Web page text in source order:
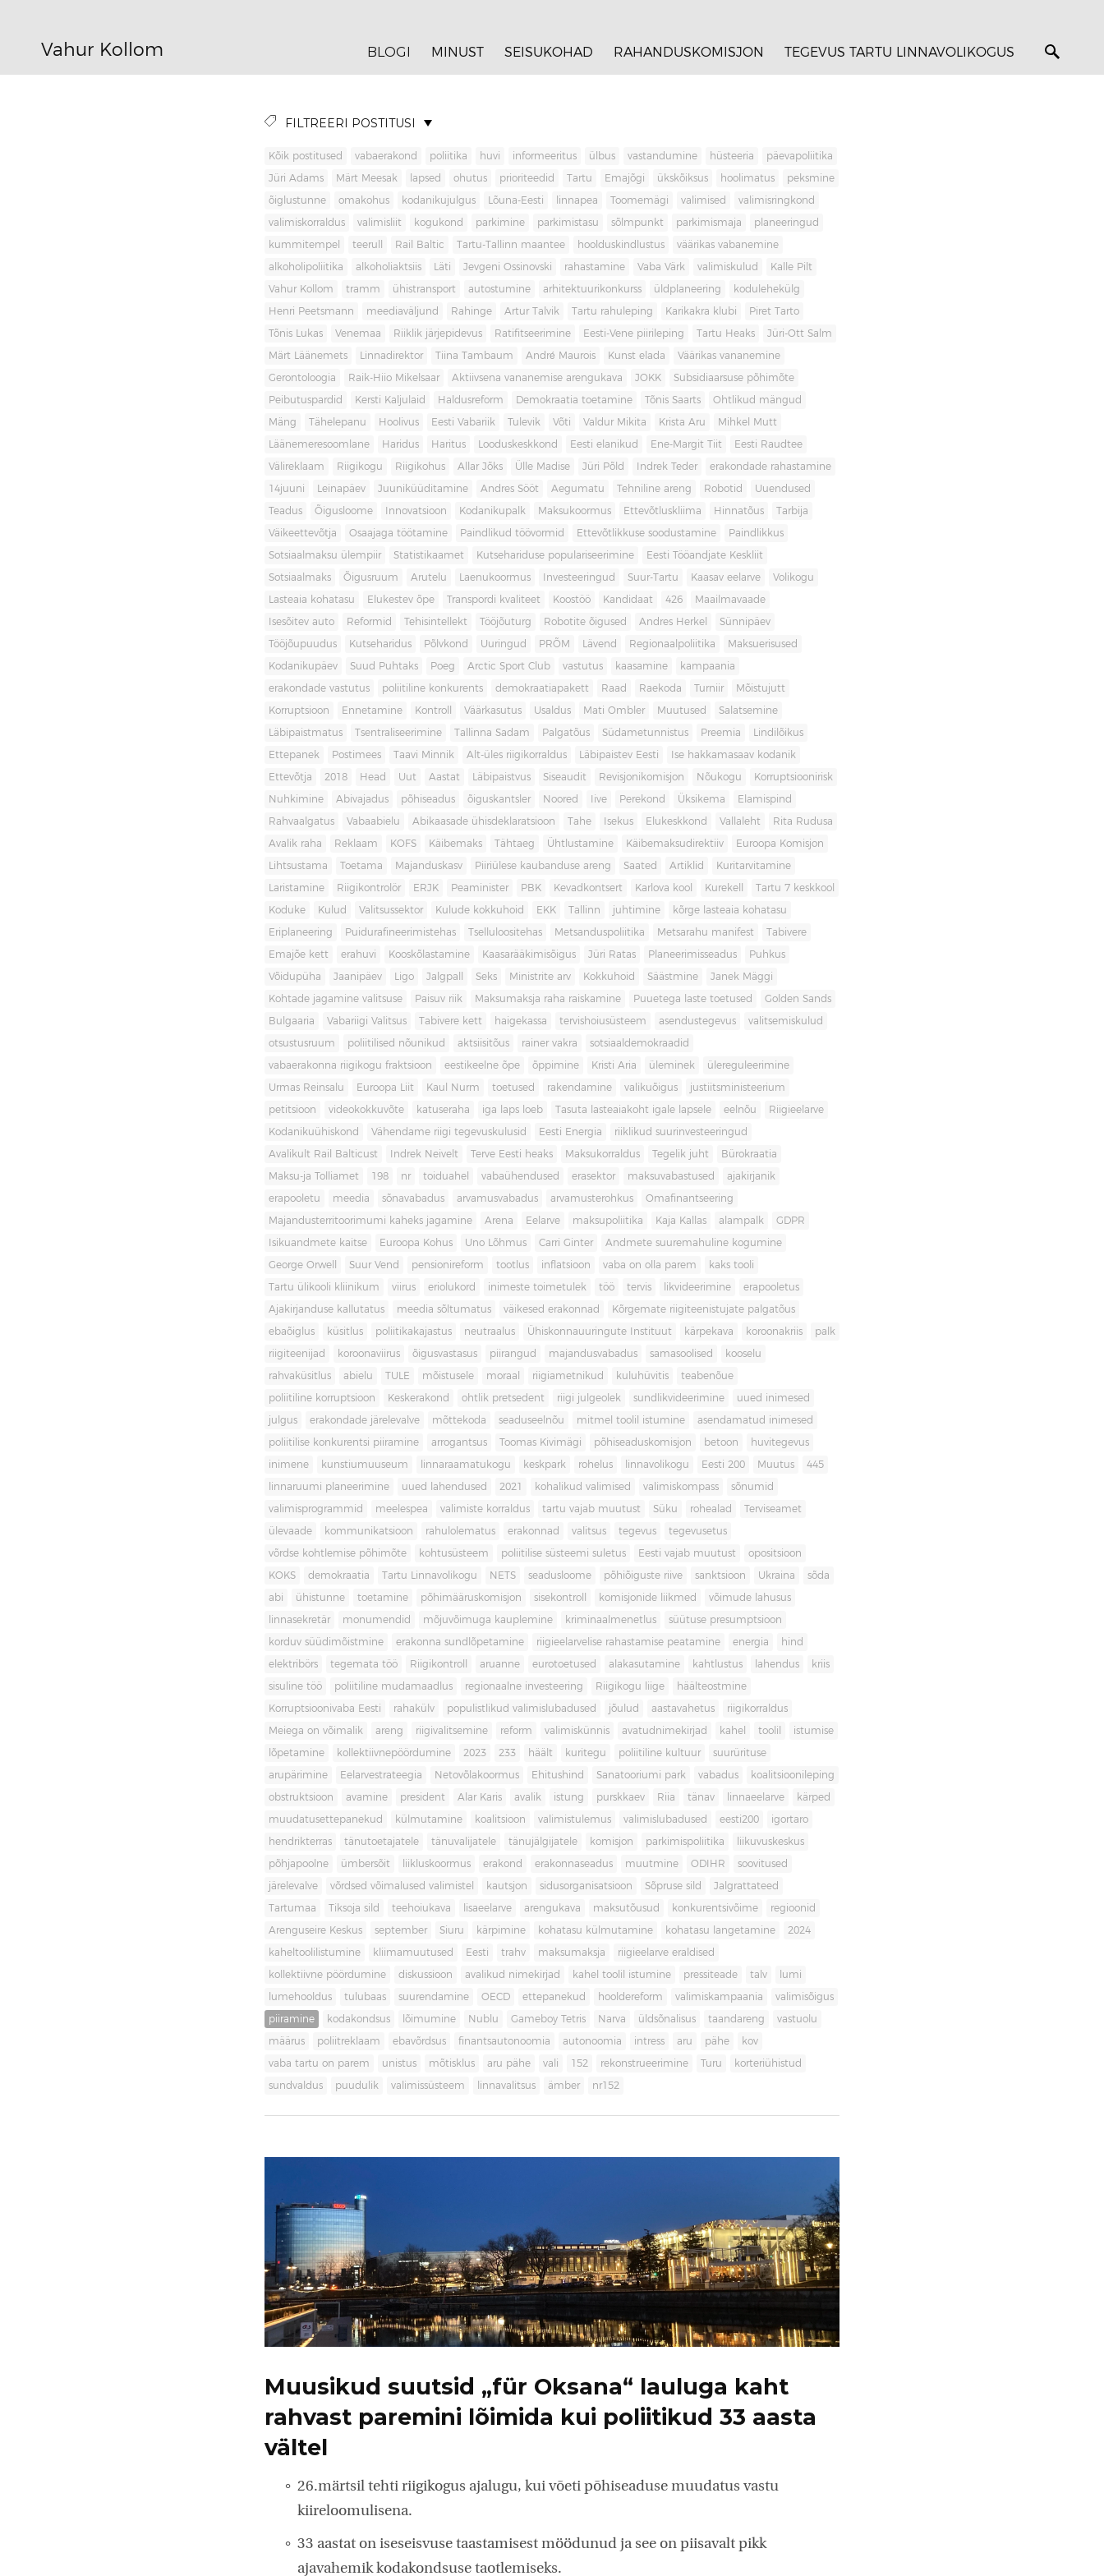
Vahur Kollom BLOGI MINUST SEISUKOHAD RAHANDUSKOMISJON TEGEVUS TARTU LINNAVOLIKOGUS
FILTREERI POSTITUSI
Kõik postitused vabaerakond poliitika huvi informeeritus ülbus vastandumine hüsteeria päevapoliitika
Jüri Adams Märt Meesak lapsed ohutus prioriteedid Tartu Emajõgi ükskõiksus hoolimatus peksmine
õiglustunne omakohus kodanikujulgus Lõuna-Eesti linnapea Toomemägi valimised valimisringkond
valimiskorraldus valimisliit kogukond parkimine parkimistasu sõlmpunkt parkimismaja planeeringud
kummitempel teerull Rail Baltic Tartu-Tallinn maantee hoolduskindlustus väärikas vabanemine
alkoholipoliitika alkoholiaktsiis Läti Jevgeni Ossinovski rahastamine Vaba Värk valimiskulud Kalle Pilt
Vahur Kollom tramm ühistransport autostumine arhitektuurikonkurss üldplaneering kodulehekülg
Henri Peetsmann meediaväljund Rahinge Artur Talvik Tartu rahuleping Karikakra klubi Piret Tarto
Tõnis Lukas Venemaa Riiklik järjepidevus Ratifitseerimine Eesti-Vene piirileping Tartu Heaks Jüri-Ott Salm
Märt Läänemets Linnadirektor Tiina Tambaum André Maurois Kunst elada Väärikas vananemine
Gerontoloogia Raik-Hiio Mikelsaar Aktiivsena vananemise arengukava JOKK Subsidiaarsuse põhimõte
Peibutuspardid Kersti Kaljulaid Haldusreform Demokraatia toetamine Tõnis Saarts Ohtlikud mängud
Mäng Tähelepanu Hoolivus Eesti Vabariik Tulevik Võti Valdur Mikita Krista Aru Mihkel Mutt
Läänemeresoomlane Haridus Haritus Looduskeskkond Eesti elanikud Ene-Margit Tiit Eesti Raudtee
Välireklaam Riigikogu Riigikohus Allar Jõks Ülle Madise Jüri Põld Indrek Teder erakondade rahastamine
14juuni Leinapäev Juuniküüditamine Andres Sööt Aegumatu Tehniline areng Robotid Uuendused
Teadus Õigusloome Innovatsioon Kodanikupalk Maksukoormus Ettevõtluskliima Hinnatõus Tarbija
Väikeettevõtja Osaajaga töötamine Paindlikud töövormid Ettevõtlikkuse soodustamine Paindlikkus
Sotsiaalmaksu ülempiir Statistikaamet Kutsehariduse populariseerimine Eesti Tööandjate Keskliit
Sotsiaalmaks Õigusruum Arutelu Laenukoormus Investeeringud Suur-Tartu Kaasav eelarve Volikogu
Lasteaia kohatasu Elukestev õpe Transpordi kvaliteet Koostöö Kandidaat 426 Maailmavaade
Isesõitev auto Reformid Tehisintellekt Tööjõuturg Robotite õigused Andres Herkel Sünnipäev
Tööjõupuudus Kutseharidus Põlvkond Uuringud PRÕM Lävend Regionaalpoliitika Maksuerisused
Kodanikupäev Suud Puhtaks Poeg Arctic Sport Club vastutus kaasamine kampaania
erakondade vastutus poliitiline konkurents demokraatiapakett Raad Raekoda Turniir Mõistujutt
Korruptsioon Ennetamine Kontroll Väärkasutus Usaldus Mati Ombler Muutused Salatsemine
Läbipaistmatus Tsentraliseerimine Tallinna Sadam Palgatõus Südametunnistus Preemia Lindilõikus
Ettepanek Postimees Taavi Minnik Alt-üles riigikorraldus Läbipaistev Eesti Ise hakkamasaav kodanik
Ettevõtja 2018 Head Uut Aastat Läbipaistvus Siseaudit Revisjonikomisjon Nõukogu Korruptsioonirisk
Nuhkimine Abivajadus põhiseadus õiguskantsler Noored Iive Perekond Üksikema Elamispind
Rahvaalgatus Vabaabielu Abikaasade ühisdeklaratsioon Tahe Isekus Elukeskkond Vallaleht Rita Rudusa
Avalik raha Reklaam KOFS Käibemaks Tähtaeg Ühtlustamine Käibemaksudirektiiv Euroopa Komisjon
Lihtsustama Toetama Majanduskasv Piiriülese kaubanduse areng Saated Artiklid Kuritarvitamine
Laristamine Riigikontrolör ERJK Peaminister PBK Kevadkontsert Karlova kool Kurekell Tartu 7 keskkool
Koduke Kulud Valitsussektor Kulude kokkuhoid EKK Tallinn juhtimine kõrge lasteaia kohatasu
Eriplaneering Puidurafineerimistehas Tselluloositehas Metsanduspoliitika Metsarahu manifest Tabivere
Emajõe kett erahuvi Kooskõlastamine Kaasarääkimisõigus Jüri Ratas Planeerimisseadus Puhkus
Võidupüha Jaanipäev Ligo Jalgpall Seks Ministrite arv Kokkuhoid Säästmine Janek Mäggi
Kohtade jagamine valitsuse Paisuv riik Maksumaksja raha raiskamine Puuetega laste toetused Golden Sands
Bulgaaria Vabariigi Valitsus Tabivere kett haigekassa tervishoiusüsteem asendustegevus valitsemiskulud
otsustusruum poliitilised nõunikud aktsiisitõus rainer vakra sotsiaaldemokraadid
vabaerakonna riigikogu fraktsioon eestikeelne õpe õppimine Kristi Aria üleminek ülereguleerimine
Urmas Reinsalu Euroopa Liit Kaul Nurm toetused rakendamine valikuõigus justiitsministeerium
petitsioon videokokkuvõte katuseraha iga laps loeb Tasuta lasteaiakoht igale lapsele eelnõu Riigieelarve
Kodanikuühiskond Vähendame riigi tegevuskulusid Eesti Energia riiklikud suurinvesteeringud
Avalikult Rail Balticust Indrek Neivelt Terve Eesti heaks Maksukorraldus Tegelik juht Bürokraatia
Maksu-ja Tolliamet 198 nr toiduahel vabaühendused erasektor maksuvabastused ajakirjanik
erapooletu meedia sõnavabadus arvamusvabadus arvamusterohkus Omafinantseering
Majandusterritoorimumi kaheks jagamine Arena Eelarve maksupoliitika Kaja Kallas alampalk GDPR
Isikuandmete kaitse Euroopa Kohus Uno Lõhmus Carri Ginter Andmete suuremahuline kogumine
George Orwell Suur Vend pensionireform tootlus inflatsioon vaba on olla parem kaks tooli
Tartu ülikooli kliinikum viirus eriolukord inimeste toimetulek töö tervis likvideerimine erapooletus
Ajakirjanduse kallutatus meedia sõltumatus väikesed erakonnad Kõrgemate riigiteenistujate palgatõus
ebaõiglus küsitlus poliitikakajastus neutraalus Ühiskonnauuringute Instituut kärpekava koroonakriis palk
riigiteenijad koroonaviirus õigusvastasus piirangud majandusvabadus samasoolised kooselu
rahvaküsitlus abielu TULE mõistusele moraal riigiametnikud kuluhüvitis teabenõue
poliitiline korruptsioon Keskerakond ohtlik pretsedent riigi julgeolek sundlikvideerimine uued inimesed
julgus erakondade järelevalve mõttekoda seaduseelnõu mitmel toolil istumine asendamatud inimesed
poliitilise konkurentsi piiramine arrogantsus Toomas Kivimägi põhiseaduskomisjon betoon huvitegevus
inimene kunstiumuuseum linnaraamatukogu keskpark rohelus linnavolikogu Eesti 200 Muutus 445
linnaruumi planeerimine uued lahendused 2021 kohalikud valimised valimiskompass sõnumid
valimisprogrammid meelespea valimiste korraldus tartu vajab muutust Süku rohealad Terviseamet
ülevaade kommunikatsioon rahulolematus erakonnad valitsus tegevus tegevusetus
võrdse kohtlemise põhimõte kohtusüsteem poliitilise süsteemi suletus Eesti vajab muutust opositsioon
KOKS demokraatia Tartu Linnavolikogu NETS seadusloome põhiõiguste riive sanktsioon Ukraina sõda
abi ühistunne toetamine põhimääruskomisjon sisekontroll komisjonide liikmed võimude lahusus
linnasekretär monumendid mõjuvõimuga kauplemine kriminaalmenetlus süütuse presumptsioon
korduv süüdimõistmine erakonna sundlõpetamine riigieelarvelise rahastamise peatamine energia hind
elektribörs tegemata töö Riigikontroll aruanne eurotoetused alakasutamine kahtlustus lahendus kriis
sisuline töö poliitiline mudamaadlus regionaalne investeering Riigikogu liige häälteostmine
Korruptsioonivaba Eesti rahakülv populistlikud valimislubadused jõulud aastavahetus riigikorraldus
Meiega on võimalik areng riigivalitsemine reform valimiskünnis avatudnimekirjad kahel toolil istumise
lõpetamine kollektiivnepöördumine 2023 233 häält kuritegu poliitiline kultuur suurürituse
arupärimine Eelarvestrateegia Netovõlakoormus Ehitushind Sanatooriumi park vabadus koalitsioonileping
obstruktsioon avamine president Alar Karis avalik istung purskkaev Riia tänav linnaeelarve kärped
muudatusettepanekud külmutamine koalitsioon valimistulemus valimislubadused eesti200 igortaro
hendrikterras tänutoetajatele tänuvalijatele tänujälgijatele komisjon parkimispoliitika liikuvuskeskus
põhjapoolne ümbersõit liikluskoormus erakond erakonnaseadus muutmine ODIHR soovitused
järelevalve võrdsed võimalused valimistel kautsjon sidusorganisatsioon Sõpruse sild Jalgrattateed
Tartumaa Tiksoja sild teehoiukava lisaeelarve arengukava maksutõusud konkurentsivõime regioonid
Arenguseire Keskus september Siuru kärpimine kohatasu külmutamine kohatasu langetamine 2024
kaheltoolilistumine kliimamuutused Eesti trahv maksumaksja riigieelarve eraldised
kollektiivne pöördumine diskussioon avalikud nimekirjad kahel toolil istumine pressiteade talv lumi
lumehooldus tulubaas suurendamine OECD ettepanekud hooldereform valimiskampaania valimisõigus
piiramine kodakondsus lõimumine Nublu Gameboy Tetris Narva üldsõnalisus taandareng vastuolu
määrus poliitreklaam ebavõrdsus finantsautonoomia autonoomia intress aru pähe kov
vaba tartu on parem unistus mõtisklus aru pähe vali 152 rekonstrueerimine Turu korteriühistud
sundvaldus puudulik valimissüsteem linnavalitsus ämber nr152
Muusikud suutsid „für Oksana“ lauluga kaht
rahvast paremini lõimida kui poliitikud 33 aasta
vältel
26.märtsil tehti riigikogus ajalugu, kui võeti põhiseaduse muudatus vastu
kiireloomulisena.
33 aastat on iseseisvuse taastamisest möödunud ja see on piisavalt pikk
ajavahemik kodakondsuse taotlemiseks.